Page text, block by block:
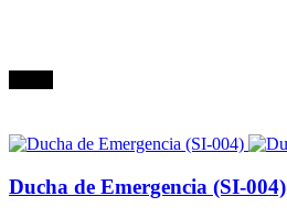
Ducha de Emergencia (SI-004)